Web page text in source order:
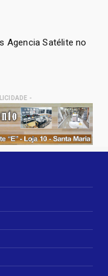
Agencia Satélite no
-